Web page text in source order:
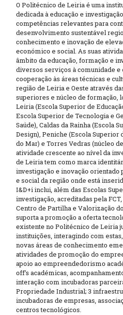
O Politécnico de Leiria é uma
dedicada à educação e
competências relevantes para
desenvolvimento sustentável
conhecimento e inovação de
económico e social. As suas
âmbito da educação, formação e
diversos serviços à comunidade e
cooperação às áreas técnicas e
região de Leiria e Oeste através
superiores e núcleo de formação,
Leiria (Escola Superior de
Escola Superior de Tecnologia e
Saúde), Caldas da Rainha (Escola
Design), Peniche (Escola Superior
do Mar) e Torres Vedras (núcleo
atividade crescente ao nível da
de Leiria tem como marca
investigação e inovação orientado
e social da região onde está
I&D+i inclui, além das Escolas
investigação, acreditadas pela
Centro de Partilha e Valorização
suporta a promoção a oferta
existente no Politécnico de Leiria
instituições, interagindo com
novas áreas de conhecimento
atividades de promoção do
apoio ao empreendedorismo
off’s académicas,
interação com incubadoras
Propriedade Industrial; 3
incubadoras de empresas,
centros tecnológicos.